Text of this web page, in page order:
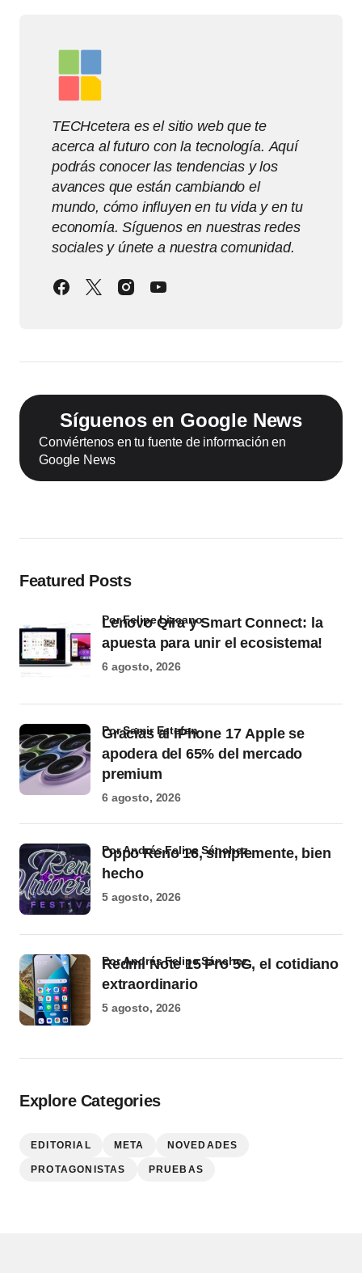
TECHcetera es el sitio web que te
acerca al futuro con la tecnología. Aquí
podrás conocer las tendencias y los
avances que están cambiando el
mundo, cómo influyen en tu vida y en tu
economía. Síguenos en nuestras redes
sociales y únete a nuestra comunidad.
Síguenos en Google News
Conviértenos en tu fuente de información en
Google News
Featured Posts
Lenovo Qira y Smart Connect: la
apuesta para unir el ecosistema!
por Felipe Lizcano
6 agosto, 2026
Gracias al iPhone 17 Apple se
apodera del 65% del mercado
premium
por Samir Estefan
6 agosto, 2026
Oppo Reno 16, simplemente, bien
hecho
por Andrés Felipe Sánchez
5 agosto, 2026
Redmi Note 15 Pro 5G, el cotidiano
extraordinario
por Andrés Felipe Sánchez
5 agosto, 2026
Explore Categories
EDITORIAL META NOVEDADES
PROTAGONISTAS PRUEBAS